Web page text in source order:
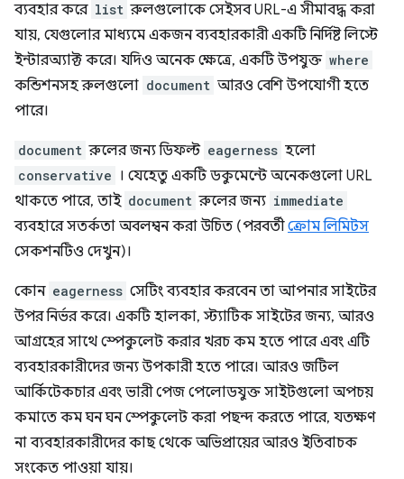
ব্যবহার করে list রুলগুলোকে সেইসব URL-এ সীমাবদ্ধ করা
যায়, যেগুলোর মাধ্যমে একজন ব্যবহারকারী একটি নির্দিষ্ট লিস্টে
ইন্টারঅ্যাক্ট করে। যদিও অনেক ক্ষেত্রে, একটি উপযুক্ত where
কন্ডিশনসহ রুলগুলো document আরও বেশি উপযোগী হতে
পারে।
document রুলের জন্য ডিফল্ট eagerness হলো
conservative । যেহেতু একটি ডকুমেন্টে অনেকগুলো URL
থাকতে পারে, তাই document রুলের জন্য immediate
ব্যবহারে সতর্কতা অবলম্বন করা উচিত (পরবর্তীক্রোম লিমিটস
সেকশনটিও দেখুন)।
কোন eagerness সেটিং ব্যবহার করবেন তা আপনার সাইটের
উপর নির্ভর করে। একটি হালকা, স্ট্যাটিক সাইটের জন্য, আরও
আগ্রহের সাথে স্পেকুলেট করার খরচ কম হতে পারে এবং এটি
ব্যবহারকারীদের জন্য উপকারী হতে পারে। আরও জটিল
আর্কিটেকচার এবং ভারী পেজ পেলোডযুক্ত সাইটগুলো অপচয়
কমাতে কম ঘন ঘন স্পেকুলেট করা পছন্দ করতে পারে, যতক্ষণ
না ব্যবহারকারীদের কাছ থেকে অভিপ্রায়ের আরও ইতিবাচক
সংকেত পাওয়া যায়।